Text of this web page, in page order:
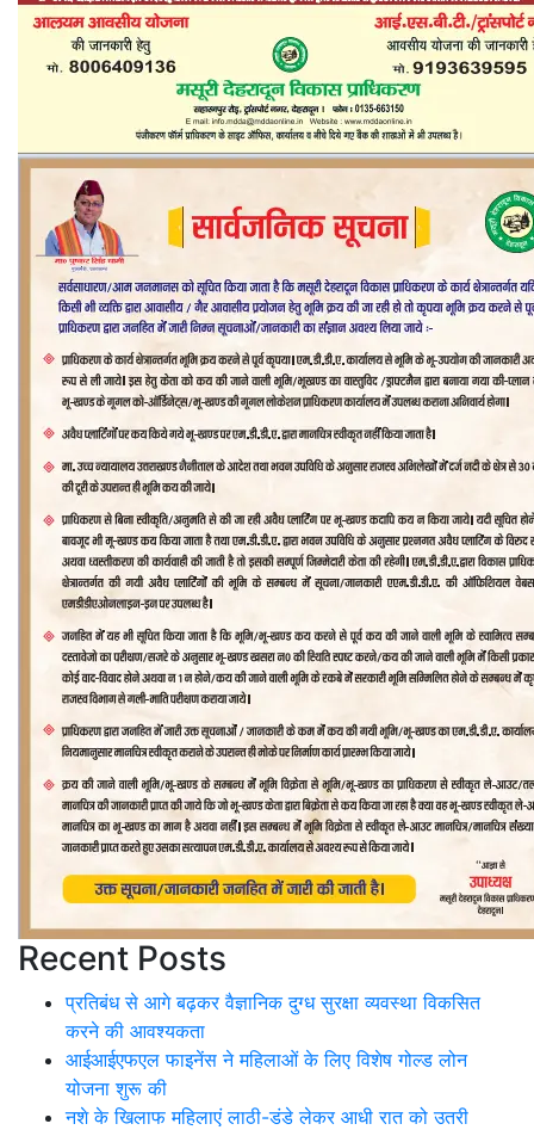
Recent Posts
प्रतिबंध से आगे बढ़कर वैज्ञानिक दुग्ध सुरक्षा व्यवस्था विकसित
करने की आवश्यकता
आईआईएफएल फाइनेंस ने महिलाओं के लिए विशेष गोल्ड लोन
योजना शुरू की
नशे के खिलाफ महिलाएं लाठी-डंडे लेकर आधी रात को उतरी